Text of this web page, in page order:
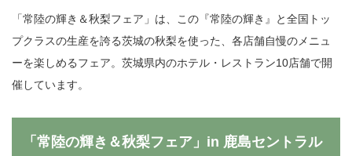
「常陸の輝き＆秋梨フェア」は、この『常陸の輝き』と全国トッ
プクラスの生産を誇る茨城の秋梨を使った、各店舗自慢のメニュ
ーを楽しめるフェア。茨城県内のホテル・レストラン10店舗で開
催しています。
「常陸の輝き＆秋梨フェア」in 鹿島セントラル